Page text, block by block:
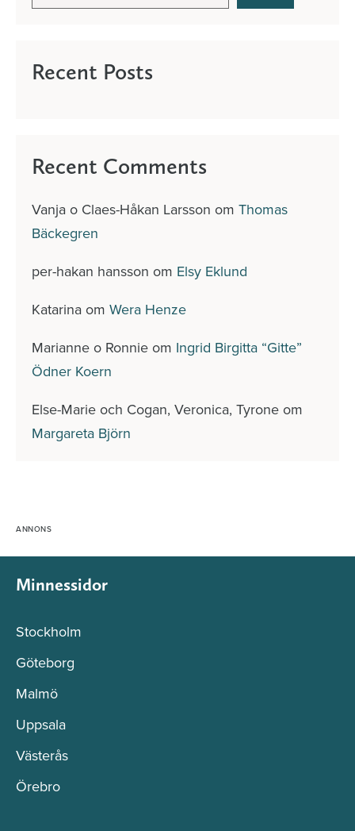
Recent Posts
Recent Comments
Vanja o Claes-Håkan Larsson om Thomas
Bäckegren
per-hakan hansson om Elsy Eklund
Katarina om Wera Henze
Marianne o Ronnie om Ingrid Birgitta “Gitte”
Ödner Koern
Else-Marie och Cogan, Veronica, Tyrone om
Margareta Björn
Minnessidor
Stockholm
Göteborg
Malmö
Uppsala
Västerås
Örebro